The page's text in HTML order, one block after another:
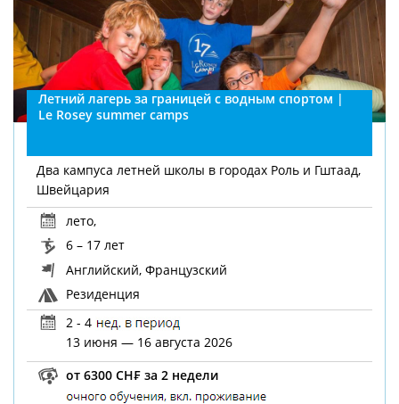
Летний лагерь за границей с водным спортом |
Le Rosey summer camps
Два кампуса летней школы в городах Роль и Гштаад,
Швейцария
лето,
6 – 17 лет
Английский, Французский
Резиденция
2 - 4
13 июня — 16 августа 2026
от 6300 CH₣ за 2 недели